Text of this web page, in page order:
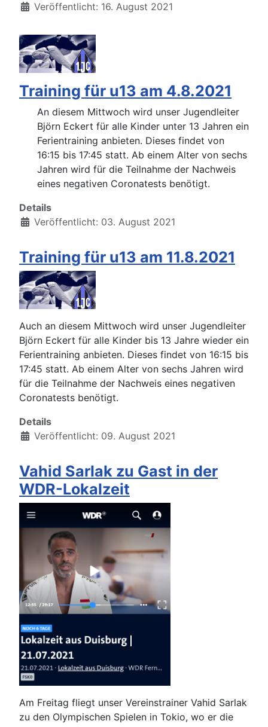
Veröffentlicht: 16. August 2021
Training für u13 am 4.8.2021
An diesem Mittwoch wird unser Jugendleiter
Björn Eckert für alle Kinder unter 13 Jahren ein
Ferientraining anbieten. Dieses findet von
16:15 bis 17:45 statt. Ab einem Alter von sechs
Jahren wird für die Teilnahme der Nachweis
eines negativen Coronatests benötigt.
Details
Veröffentlicht: 03. August 2021
Training für u13 am 11.8.2021
Auch an diesem Mittwoch wird unser Jugendleiter
Björn Eckert für alle Kinder bis 13 Jahre wieder ein
Ferientraining anbieten. Dieses findet von 16:15 bis
17:45 statt. Ab einem Alter von sechs Jahren wird
für die Teilnahme der Nachweis eines negativen
Coronatests benötigt.
Details
Veröffentlicht: 09. August 2021
Vahid Sarlak zu Gast in der
WDR-Lokalzeit
Am Freitag fliegt unser Vereinstrainer Vahid Sarlak
zu den Olympischen Spielen in Tokio, wo er die